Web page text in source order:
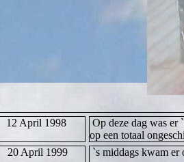
12 April 1998
Op deze dag was er
op een totaal
20 April 1999
`s middags kwam er